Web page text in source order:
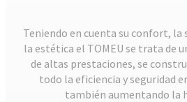
Teniendo en cuenta su confort, la
la estética el TOMEU se trata de
de altas prestaciones, se
todo la eficiencia y seguridad
también aumentando la